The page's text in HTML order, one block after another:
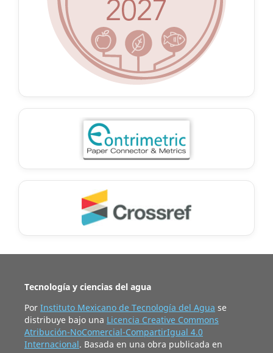
Tecnología y ciencias del agua
Por Instituto Mexicano de Tecnología del Agua se
distribuye bajo una Licencia Creative Commons
Atribución-NoComercial-CompartirIgual 4.0
Internacional. Basada en una obra publicada en